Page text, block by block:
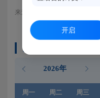
来源：马尾区融媒体中心
其他政府会议日历
2026年
周一 周二 周三
开启